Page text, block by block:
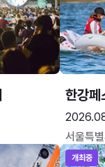
한강페
서울특
개최중